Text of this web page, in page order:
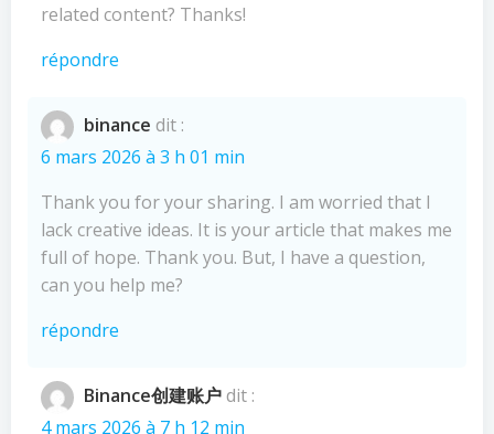
related content? Thanks!
répondre
binance dit :
6 mars 2026 à 3 h 01 min
Thank you for your sharing. I am worried that I
lack creative ideas. It is your article that makes me
full of hope. Thank you. But, I have a question,
can you help me?
répondre
Binance创建账户dit :
4 mars 2026 à 7 h 12 min